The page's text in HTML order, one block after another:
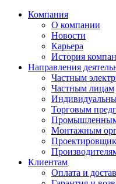
Компания
О компании
Новости
Карьера
История
Направления
Частным
Частным лицам
Торговым
Монтажным
Клиентам
Оплата и